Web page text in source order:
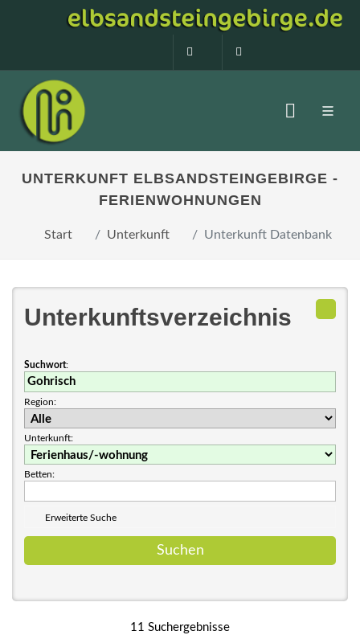
0160 99873408
UNTERKUNFT ELBSANDSTEINGEBIRGE -
FERIENWOHNUNGEN
Start Unterkunft Unterkunft Datenbank
Unterkunftsverzeichnis
Suchwort:
Region:
Unterkunft:
Betten:
Erweiterte Suche
11 Suchergebnisse